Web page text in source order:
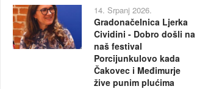
14. Srpanj 2026.
Gradonačelnica Ljerka
Cividini - Dobro došli na
naš festival
Porcijunkulovo kada
Čakovec i Međimurje
žive punim plućima